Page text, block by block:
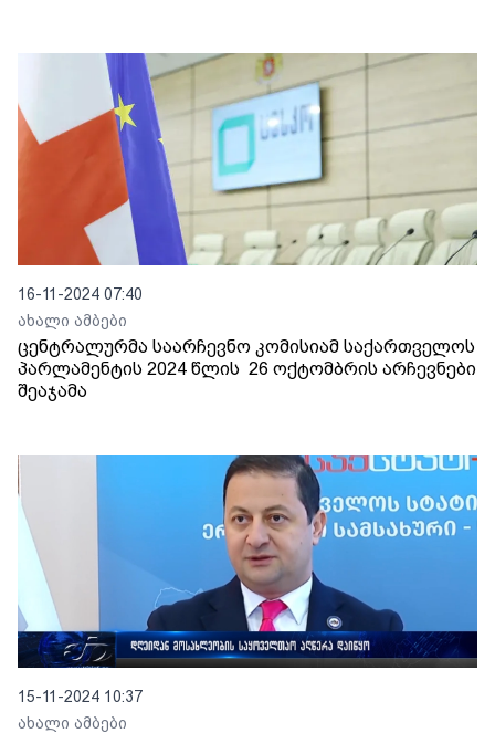
16-11-2024 07:40
ახალი ამბები
ცენტრალურმა საარჩევნო კომისიამ საქართველოს
პარლამენტის 2024 წლის 26 ოქტომბრის არჩევნები
შეაჯამა
15-11-2024 10:37
ახალი ამბები